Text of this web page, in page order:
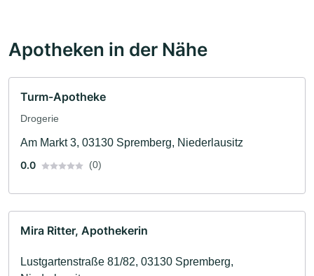
Apotheken in der Nähe
Turm-Apotheke
Drogerie
Am Markt 3, 03130 Spremberg, Niederlausitz
0.0
(0)
Mira Ritter, Apothekerin
Lustgartenstraße 81/82, 03130 Spremberg,